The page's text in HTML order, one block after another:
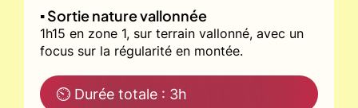
▪️ Sortie nature vallonnée
1h15 en zone 1, sur terrain vallonné, avec un
focus sur la régularité en montée.
⏲ Durée totale : 3h